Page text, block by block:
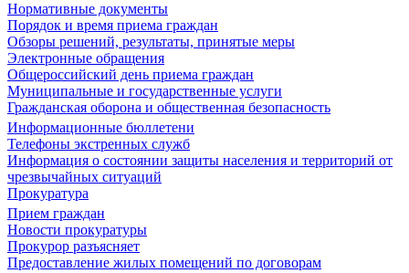
Нормативные документы
Порядок и время приема граждан
Обзоры решений, результаты, принятые меры
Электронные обращения
Общероссийский день приема граждан
Муниципальные и государственные услуги
Гражданская оборона и общественная безопасность
Информационные бюллетени
Телефоны экстренных служб
Информация о состоянии защиты населения и территорий от
чрезвычайных ситуаций
Прокуратура
Прием граждан
Новости прокуратуры
Прокурор разъясняет
Предоставление жилых помещений по договорам